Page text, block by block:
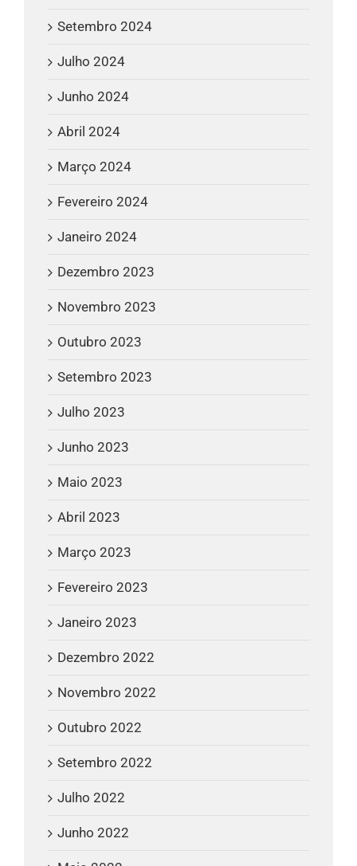
Setembro 2024
Julho 2024
Junho 2024
Abril 2024
Março 2024
Fevereiro 2024
Janeiro 2024
Dezembro 2023
Novembro 2023
Outubro 2023
Setembro 2023
Julho 2023
Junho 2023
Maio 2023
Abril 2023
Março 2023
Fevereiro 2023
Janeiro 2023
Dezembro 2022
Novembro 2022
Outubro 2022
Setembro 2022
Julho 2022
Junho 2022